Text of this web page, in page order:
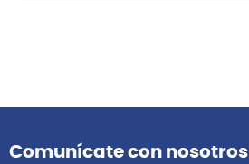
Comunícate con nosotros